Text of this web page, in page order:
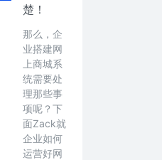
楚！
那么，企
业搭建网
上商城系
统需要处
理那些事
项呢？下
面Zack就
企业如何
运营好网